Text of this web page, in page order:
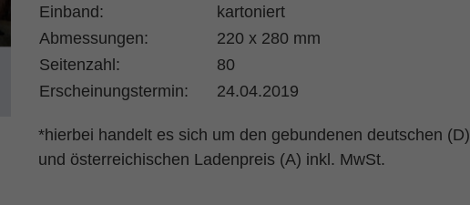
Einband:
kartoniert
Abmessungen:
220 x 280 mm
Seitenzahl:
80
Erscheinungstermin:
24.04.2019
*hierbei handelt es sich um den gebundenen deutschen (D)
und österreichischen Ladenpreis (A) inkl. MwSt.